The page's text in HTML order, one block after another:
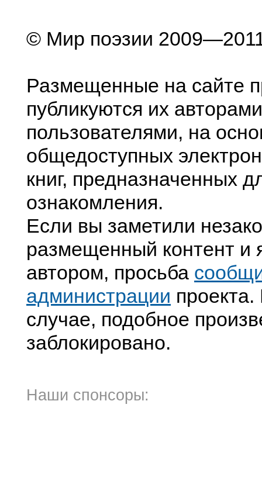
© Мир поэзии
Размещенные на сайте
публикуются их
пользователями, на
общедоступных
книг, предназначенных
ознакомления.
Если вы заметили
размещенный контент и
автором, просьба
администрации
случае, подобное
заблокировано.
Наши спонсоры: